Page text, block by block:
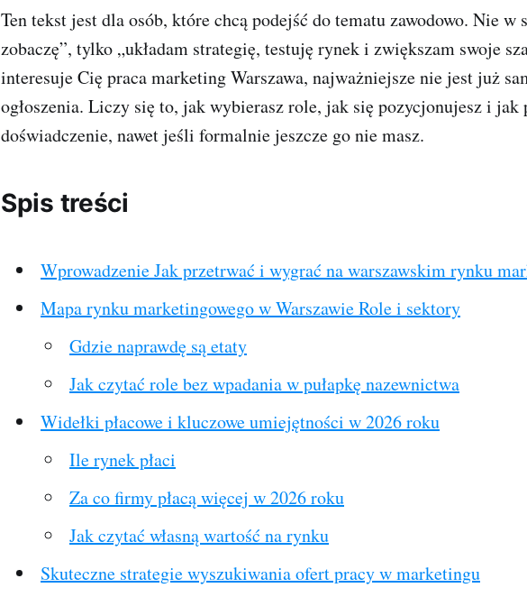
Ten tekst jest dla osób, które chcą podejść do tematu zawodowo. Nie w
zobaczę”, tylko „układam strategię, testuję rynek i zwiększam swoje
interesuje Cię praca marketing Warszawa, najważniejsze nie jest już
ogłoszenia. Liczy się to, jak wybierasz role, jak się pozycjonujesz i jak
doświadczenie, nawet jeśli formalnie jeszcze go nie masz.
Spis treści
Wprowadzenie Jak przetrwać i wygrać na warszawskim rynku
Mapa rynku marketingowego w Warszawie Role i sektory
Gdzie naprawdę są etaty
Jak czytać role bez wpadania w pułapkę nazewnictwa
Widełki płacowe i kluczowe umiejętności w 2026 roku
Ile rynek płaci
Za co firmy płacą więcej w 2026 roku
Jak czytać własną wartość na rynku
Skuteczne strategie wyszukiwania ofert pracy w marketingu